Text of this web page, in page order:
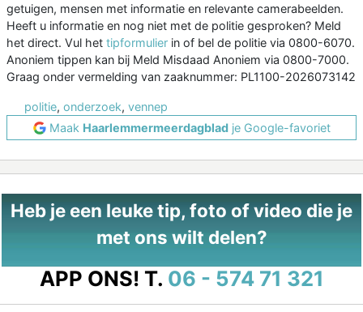
getuigen, mensen met informatie en relevante camerabeelden.
Heeft u informatie en nog niet met de politie gesproken? Meld
het direct. Vul het tipformulier in of bel de politie via 0800-6070.
Anoniem tippen kan bij Meld Misdaad Anoniem via 0800-7000.
Graag onder vermelding van zaaknummer: PL1100-2026073142
politie, onderzoek, vennep
Maak Haarlemmermeerdagbladje Google-favoriet
Heb je een leuke tip, foto of video die je
met ons wilt delen?
APP ONS! T. 06 - 574 71 321